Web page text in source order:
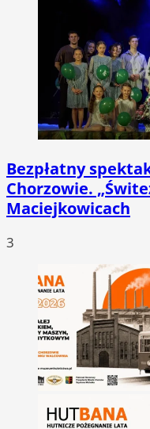
Bezpłatny
Chorzowie.
Maciejkowicach
3